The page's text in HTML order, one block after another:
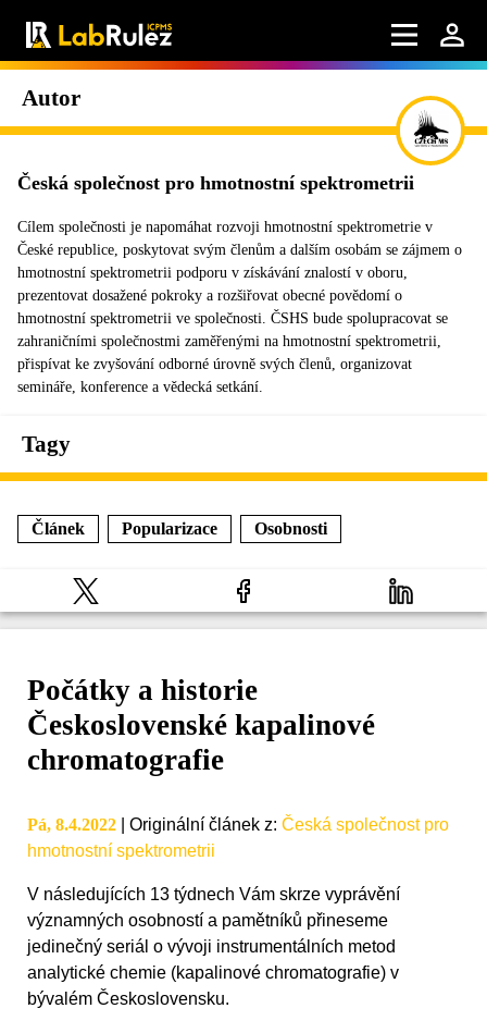
Autor
Česká společnost pro hmotnostní spektrometrii
Cílem společnosti je napomáhat rozvoji hmotnostní spektrometrie v
České republice, poskytovat svým členům a dalším osobám se zájmem o
hmotnostní spektrometrii podporu v získávání znalostí v oboru,
prezentovat dosažené pokroky a rozšiřovat obecné povědomí o
hmotnostní spektrometrii ve společnosti. ČSHS bude spolupracovat se
zahraničními společnostmi zaměřenými na hmotnostní spektrometrii,
přispívat ke zvyšování odborné úrovně svých členů, organizovat
semináře, konference a vědecká setkání.
Tagy
Článek Popularizace Osobnosti
Počátky a historie
Československé kapalinové
chromatografie
Pá, 8.4.2022 Originální článek z: Česká společnost pro
hmotnostní spektrometrii
V následujících 13 týdnech Vám skrze vyprávění
významných osobností a pamětníků přineseme
jedinečný seriál o vývoji instrumentálních metod
analytické chemie (kapalinové chromatografie) v
bývalém Československu.